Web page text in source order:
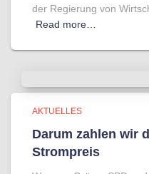
der Regierung von
Read more…
AKTUELLES
Darum zahlen wir
Strompreis